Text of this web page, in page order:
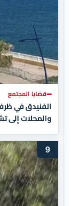
قضايا المجتمع
الفنيدق في
والمحلات إلى
9